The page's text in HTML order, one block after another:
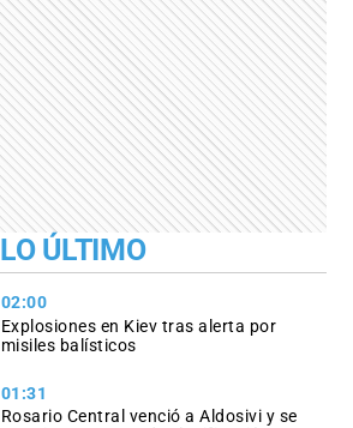
LO ÚLTIMO
02:00
Explosiones en Kiev tras alerta por
misiles balísticos
01:31
Rosario Central venció a Aldosivi y se